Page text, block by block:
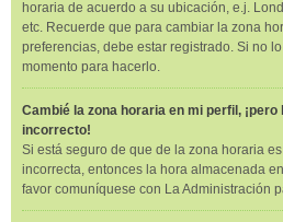
horaria de acuerdo a su ubicación, e.j.
etc. Recuerde que para cambiar la zona
preferencias, debe estar registrado. Si no
momento para hacerlo.
Cambié la zona horaria en mi perfil,
incorrecto!
Si está seguro de que de la zona horaria
incorrecta, entonces la hora almacenada
favor comuníquese con La Administración